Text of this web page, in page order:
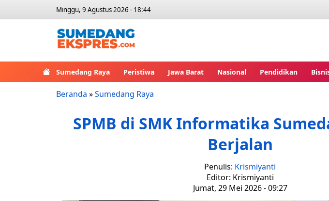
Minggu, 9 Agustus 2026 - 18:44
Sumedang Raya Peristiwa Jawa Barat Nasional Pendidikan
Beranda »Sumedang Raya
SPMB di SMK Informatika
Berjalan
Penulis: Krismiyanti
Editor: Krismiyanti
Jumat, 29 Mei 2026 - 09:27